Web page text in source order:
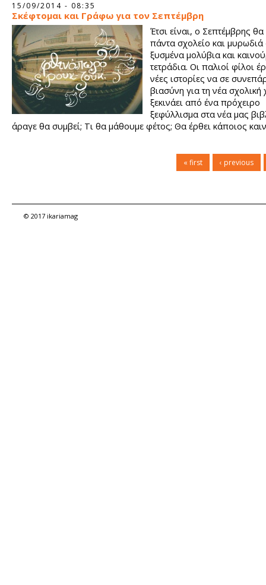
15/09/2014 - 08:35
Σκέφτομαι και Γράφω για τον Σεπτέμβρη
Έτσι είναι, ο Σεπτέμβρης θα
πάντα σχολείο και
ξυσμένα μολύβια και
τετράδια. Οι παλιοί φίλοι
νέες ιστορίες να σε
βιασύνη για τη νέα σχολική
ξεκινάει από ένα πρόχειρο
ξεφύλλισμα στα νέα μας
άραγε θα συμβεί; Τι θα μάθουμε φέτος; Θα έρθει κάποιος
« first ‹ previous
© 2017 ikariamag